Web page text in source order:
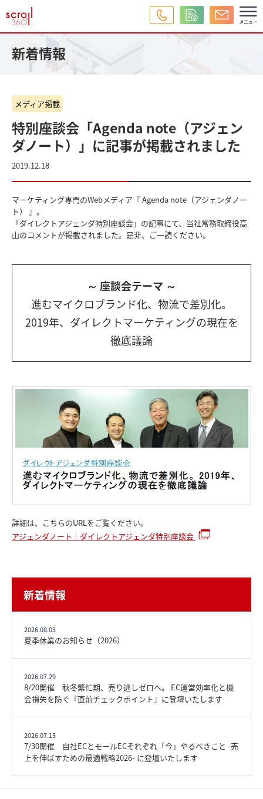
新着情報
メディア掲載
特別座談会「Agenda note（アジェン
ダノート）」に記事が掲載されました
2019.12.18
マーケティング専門のWebメディア『 Agenda note（アジェンダノー
ト） 』。
「ダイレクトアジェンダ特別座談会」の記事にて、当社常務取締役高
山のコメントが掲載されました。是非、ご一読ください。
～ 座談会テーマ ～
進むマイクロブランド化、物流で差別化。
2019年、ダイレクトマーケティングの現在を
徹底議論
詳細は、こちらのURLをご覧ください。
アジェンダノート｜ダイレクトアジェンダ特別座談会
新着情報
2026.08.03
夏季休業のお知らせ（2026）
2026.07.29
8/20開催 秋冬繁忙期、売り逃しゼロへ。 EC運営効率化と機
会損失を防ぐ『直前チェックポイント』に登壇いたします
2026.07.15
7/30開催 自社ECとモールECそれぞれ「今」やるべきこと -売
上を伸ばすための最適戦略2026- に登壇いたします